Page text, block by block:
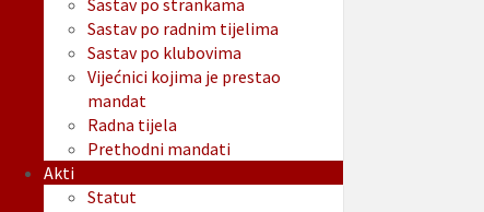
Sastav po strankama
Sastav po radnim tijelima
Sastav po klubovima
Vijećnici kojima je prestao
mandat
Radna tijela
Prethodni mandati
Akti
Statut